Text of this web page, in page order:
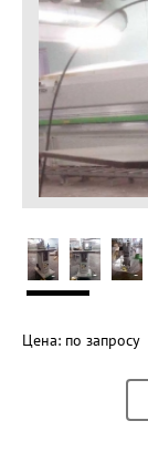
Цена: по запросу